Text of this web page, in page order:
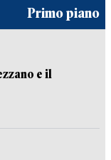
Primo piano
e il